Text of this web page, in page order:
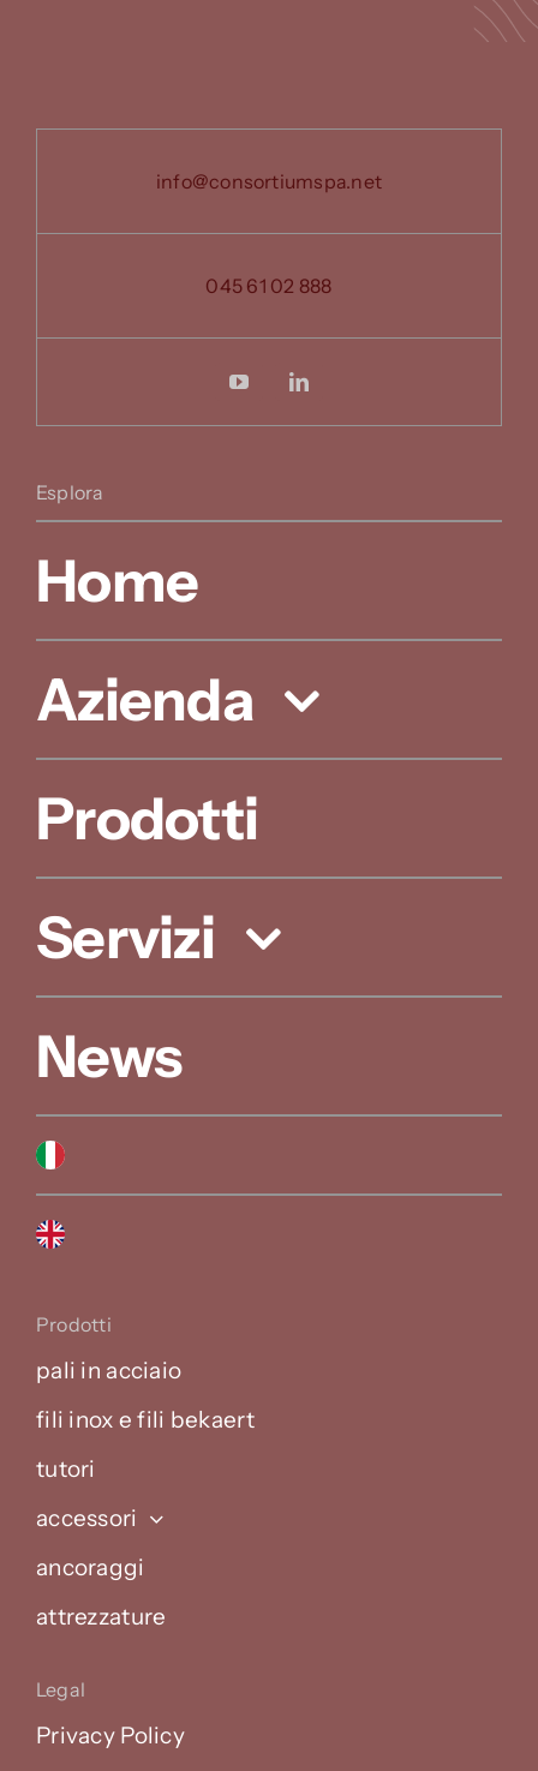
info@consortiumspa.net
045 61 02 888
Esplora
Home
Azienda
Prodotti
Servizi
News
Prodotti
pali in acciaio
fili inox e fili bekaert
tutori
accessori
ancoraggi
attrezzature
Legal
Privacy Policy